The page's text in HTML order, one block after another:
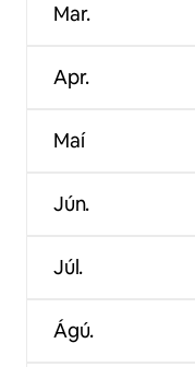
Mar.
Apr.
Maí
Jún.
Júl.
Ágú.